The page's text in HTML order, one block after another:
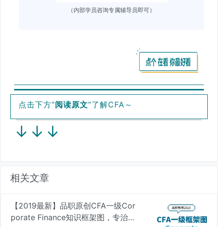
（内部学员咨询专属辅导员即可）
点击下方“阅读原文”了解CFA～
↓ ↓ ↓
相关文章
【2019最新】品职原创CFA一级Cor
porate Finance知识框架图，专治遗